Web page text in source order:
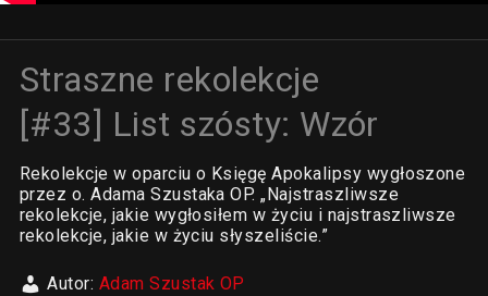
Straszne rekolekcje
[#33] List szósty: Wzór
Rekolekcje w oparciu o Księgę Apokalipsy wygłoszone
przez o. Adama Szustaka OP. „Najstraszliwsze
rekolekcje, jakie wygłosiłem w życiu i najstraszliwsze
rekolekcje, jakie w życiu słyszeliście.”
Autor: Adam Szustak OP